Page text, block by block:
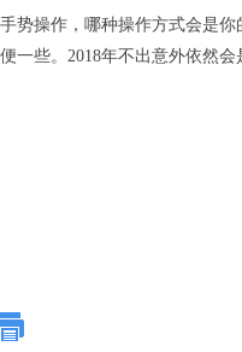
势操作，哪种操作方式会是
一些。2018年不出意外依然